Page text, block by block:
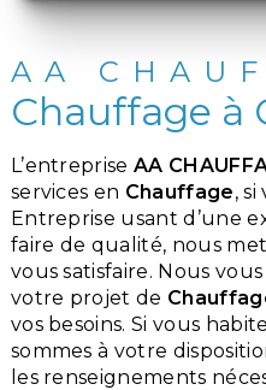
AA
Chauffage à
L’entrepriseAA
services en Chauffage,
Entreprise usant d’une
faire de qualité, nous
vous satisfaire. Nous
votre projet de
vos besoins. Si vous
sommes à votre
les renseignements